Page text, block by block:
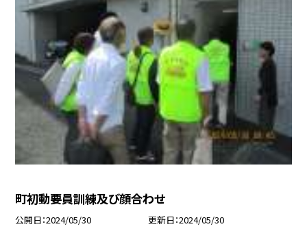
町初動要員訓練及び顔合わせ
公開日 2024/05/30 更新日 2024/05/30